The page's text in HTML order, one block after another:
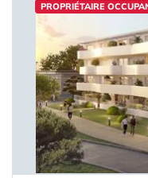
PROPRIÉTAIRE